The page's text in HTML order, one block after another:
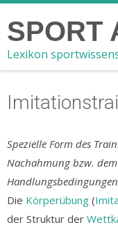
SPORT
Lexikon
Spezielle Form des
Nachahmung bzw.
Die Körperübung (
der Struktur der